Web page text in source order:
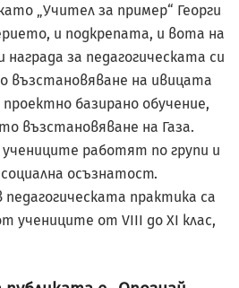
„Учител за пример“ Георги
и подкрепата, и вота на
награда за педагогическата си
възстановяване на ивицата
проектно базирано обучение,
възстановяване на Газа.
учениците работят по групи и
осъзнатост.
практика са
учениците от VIII до XI клас,